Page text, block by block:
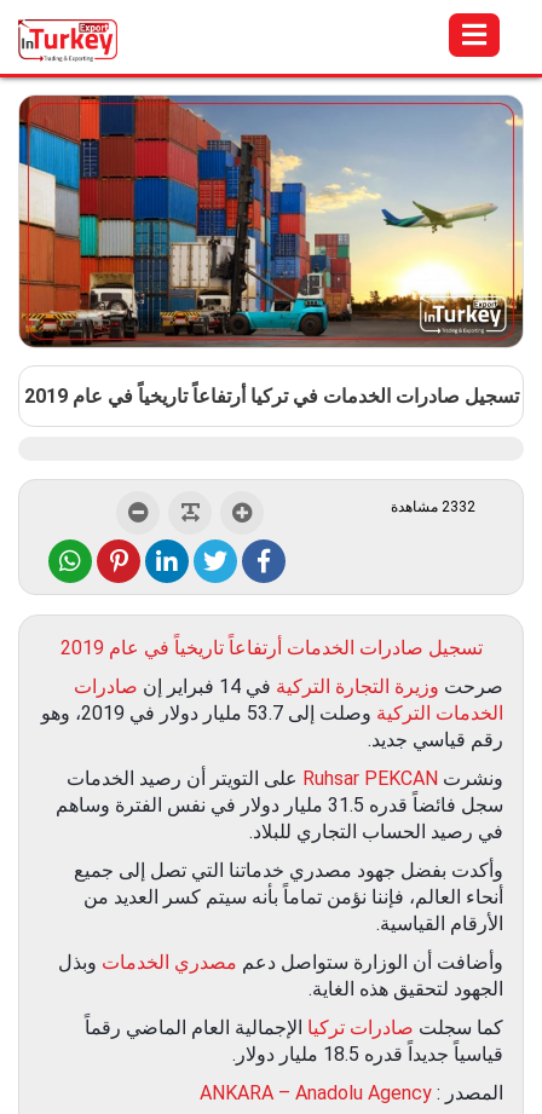
تسجيل صادرات الخدمات في تركيا أرتفاعاً تاريخياً في عام 2019
2332 مشاهدة
تسجيل صادرات الخدمات أرتفاعاً تاريخياً في عام 2019
صرحت وزيرة التجارة التركية في 14 فبراير إن
صادرات
الخدمات التركية
وصلت إلى 53.7 مليار دولار في 2019، وهو
رقم قياسي جديد.
ونشرت Ruhsar PEKCAN على التويتر أن رصيد الخدمات
سجل فائضاً قدره 31.5 مليار دولار في نفس الفترة وساهم
في رصيد الحساب التجاري للبلاد.
وأكدت بفضل جهود مصدري خدماتنا التي تصل إلى جميع
أنحاء العالم، فإننا نؤمن تماماً بأنه سيتم كسر العديد من
الأرقام القياسية.
وأضافت أن الوزارة ستواصل دعم مصدري الخدمات وبذل
الجهود لتحقيق هذه الغاية.
كما سجلت صادرات تركيا الإجمالية العام الماضي رقماً
قياسياً جديداً قدره 18.5 مليار دولار.
المصدر :